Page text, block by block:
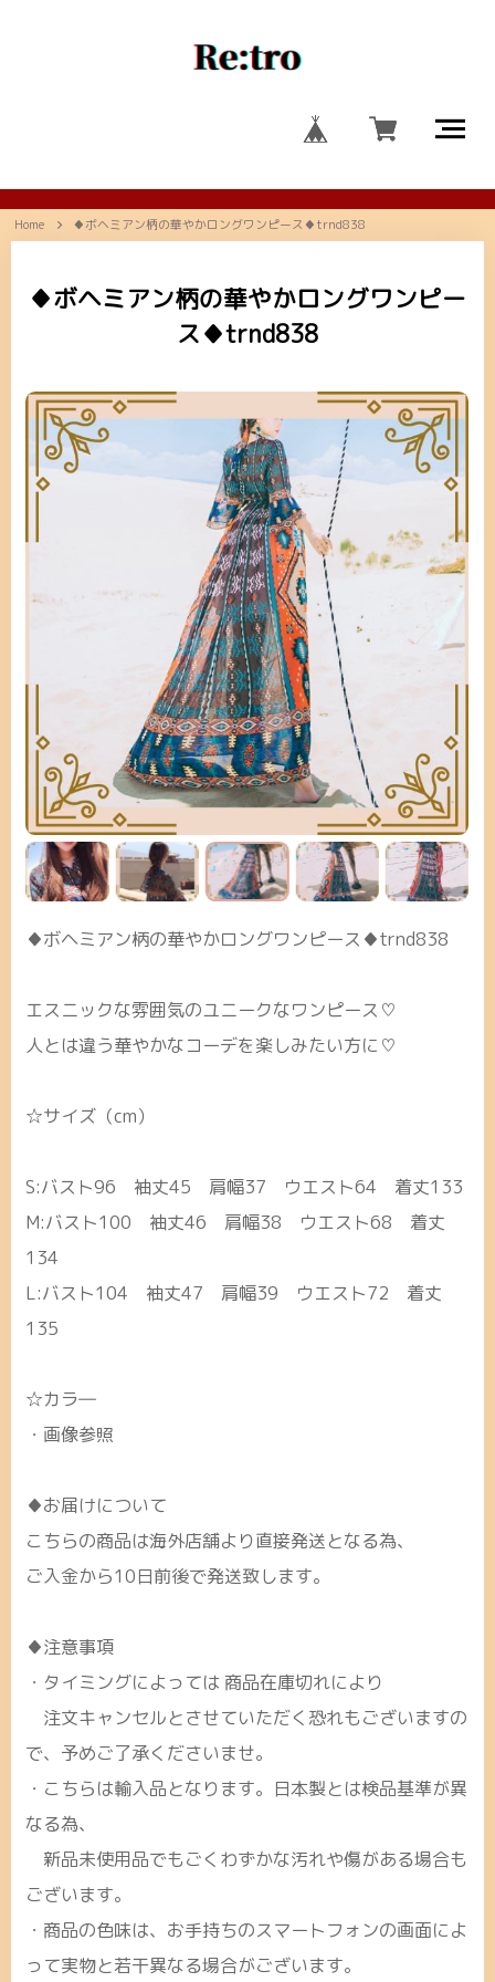
Home ♦ボヘミアン柄の華やかロングワンピース♦trnd838
♦ボヘミアン柄の華やかロングワンピー
ス♦trnd838
♦ボヘミアン柄の華やかロングワンピース♦trnd838
エスニックな雰囲気のユニークなワンピース♡
人とは違う華やかなコーデを楽しみたい方に♡
☆サイズ（cm）
S:バスト96 袖丈45 肩幅37 ウエスト64 着丈133
M:バスト100 袖丈46 肩幅38 ウエスト68 着丈
134
L:バスト104 袖丈47 肩幅39 ウエスト72 着丈
135
☆カラ―
・画像参照
♦お届けについて
こちらの商品は海外店舗より直接発送となる為、
ご入金から10日前後で発送致します。
♦注意事項
・タイミングによっては 商品在庫切れにより
注文キャンセルとさせていただく恐れもございますの
で、予めご了承くださいませ。
・こちらは輸入品となります。日本製とは検品基準が異
なる為、
新品未使用品でもごくわずかな汚れや傷がある場合も
ございます。
・商品の色味は、お手持ちのスマートフォンの画面によ
って実物と若干異なる場合がございます。